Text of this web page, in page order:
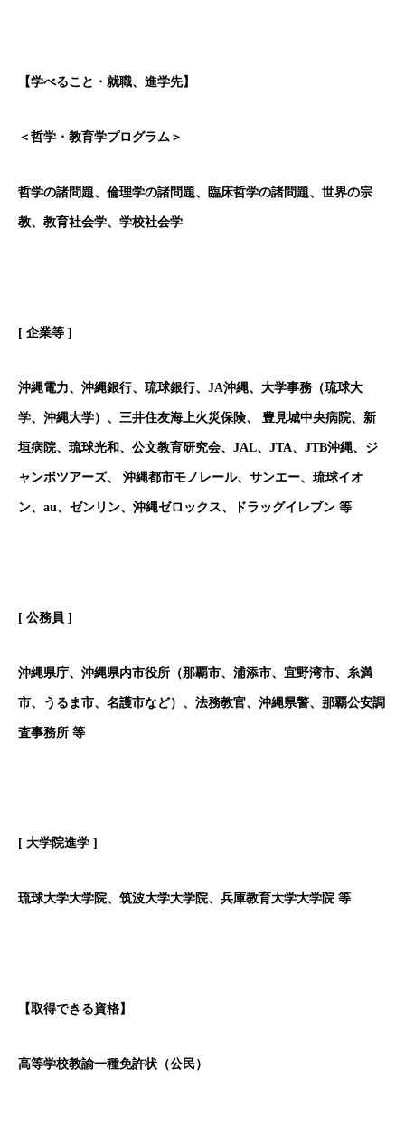
【学べること・就職、進学先】
＜哲学・教育学プログラム＞
哲学の諸問題、倫理学の諸問題、臨床哲学の諸問題、世界の宗
教、教育社会学、学校社会学
[ 企業等 ]
沖縄電力、沖縄銀行、琉球銀行、JA沖縄、大学事務（琉球大
学、沖縄大学）、三井住友海上火災保険、 豊見城中央病院、新
垣病院、琉球光和、公文教育研究会、JAL、JTA、JTB沖縄、ジ
ャンボツアーズ、 沖縄都市モノレール、サンエー、琉球イオ
ン、au、ゼンリン、沖縄ゼロックス、ドラッグイレブン 等
[ 公務員 ]
沖縄県庁、沖縄県内市役所（那覇市、浦添市、宜野湾市、糸満
市、うるま市、名護市など）、法務教官、沖縄県警、那覇公安調
査事務所 等
[ 大学院進学 ]
琉球大学大学院、筑波大学大学院、兵庫教育大学大学院 等
【取得できる資格】
高等学校教諭一種免許状（公民）